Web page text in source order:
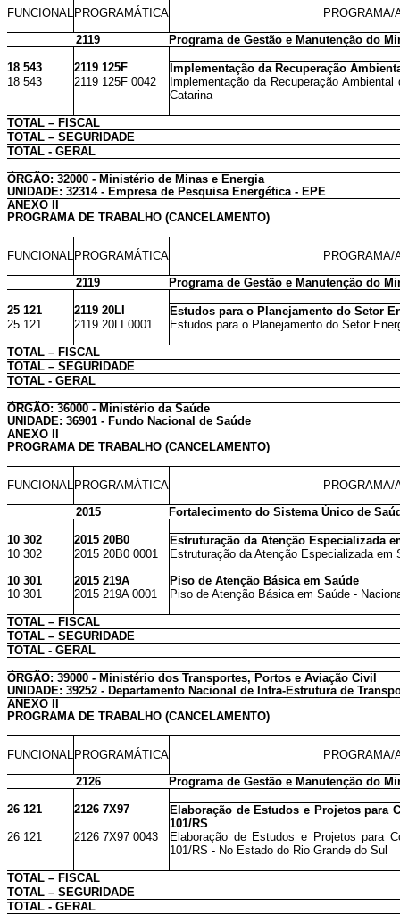
FUNCIONAL PROGRAMÁTICA
PROGRAMA/
2119
Programa de Gestão e Manutenção do
18 543 2119 125F
Implementação da Recuperação
18 543
2119 125F 0042
Implementação da Recuperação
Catarina
TOTAL – FISCAL
TOTAL – SEGURIDADE
TOTAL - GERAL
ÓRGÃO: 32000 - Ministério de Minas e Energia
UNIDADE: 32314 - Empresa de Pesquisa Energética - EPE
ANEXO II
PROGRAMA DE TRABALHO (CANCELAMENTO)
FUNCIONAL PROGRAMÁTICA
PROGRAMA/
2119
Programa de Gestão e Manutenção do
25 121 2119 20LI
Estudos para o Planejamento do Setor
25 121
2119 20LI 0001 Estudos para o Planejamento do Setor
TOTAL – FISCAL
TOTAL – SEGURIDADE
TOTAL - GERAL
ÓRGÃO: 36000 - Ministério da Saúde
UNIDADE: 36901 - Fundo Nacional de Saúde
ANEXO II
PROGRAMA DE TRABALHO (CANCELAMENTO)
FUNCIONAL PROGRAMÁTICA
PROGRAMA/
2015
Fortalecimento do Sistema Único de
10 302 2015 20B0
Estruturação da Atenção Especializada
10 302
2015 20B0 0001
Estruturação da Atenção Especializada em
10 301
2015 219A
Piso de Atenção Básica em Saúde
10 301
2015 219A 0001 Piso de Atenção Básica em Saúde -
TOTAL – FISCAL
TOTAL – SEGURIDADE
TOTAL - GERAL
ÓRGÃO: 39000 - Ministério dos Transportes, Portos e Aviação Civil
UNIDADE: 39252 - Departamento Nacional de Infra-Estrutura de
ANEXO II
PROGRAMA DE TRABALHO (CANCELAMENTO)
FUNCIONAL PROGRAMÁTICA
PROGRAMA/
2126
Programa de Gestão e Manutenção do
26 121 2126 7X97
Elaboração de Estudos e Projetos para
101/RS
26 121
2126 7X97 0043
Elaboração de Estudos e Projetos para
101/RS - No Estado do Rio Grande do Sul
TOTAL – FISCAL
TOTAL – SEGURIDADE
TOTAL - GERAL